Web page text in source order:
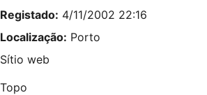
Registado: 4/11/2002 22:16
Localização: Porto
Sítio web
Topo